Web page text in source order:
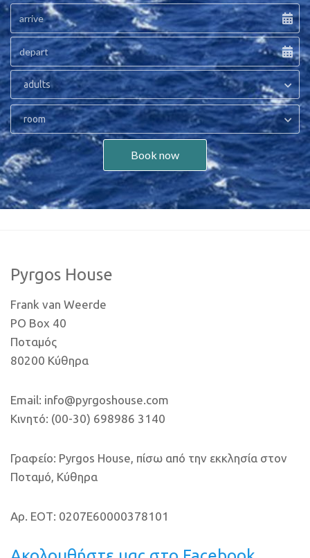
adults
room
Book now
Pyrgos House
Frank van Weerde
PO Box 40
Ποταμός
80200 Κύθηρα
Email: info@pyrgoshouse.com
Κινητό: (00-30) 698986 3140
Γραφείο: Pyrgos House, πίσω από την εκκλησία στον
Ποταμό, Κύθηρα
Αρ. ΕΟΤ: 0207E60000378101